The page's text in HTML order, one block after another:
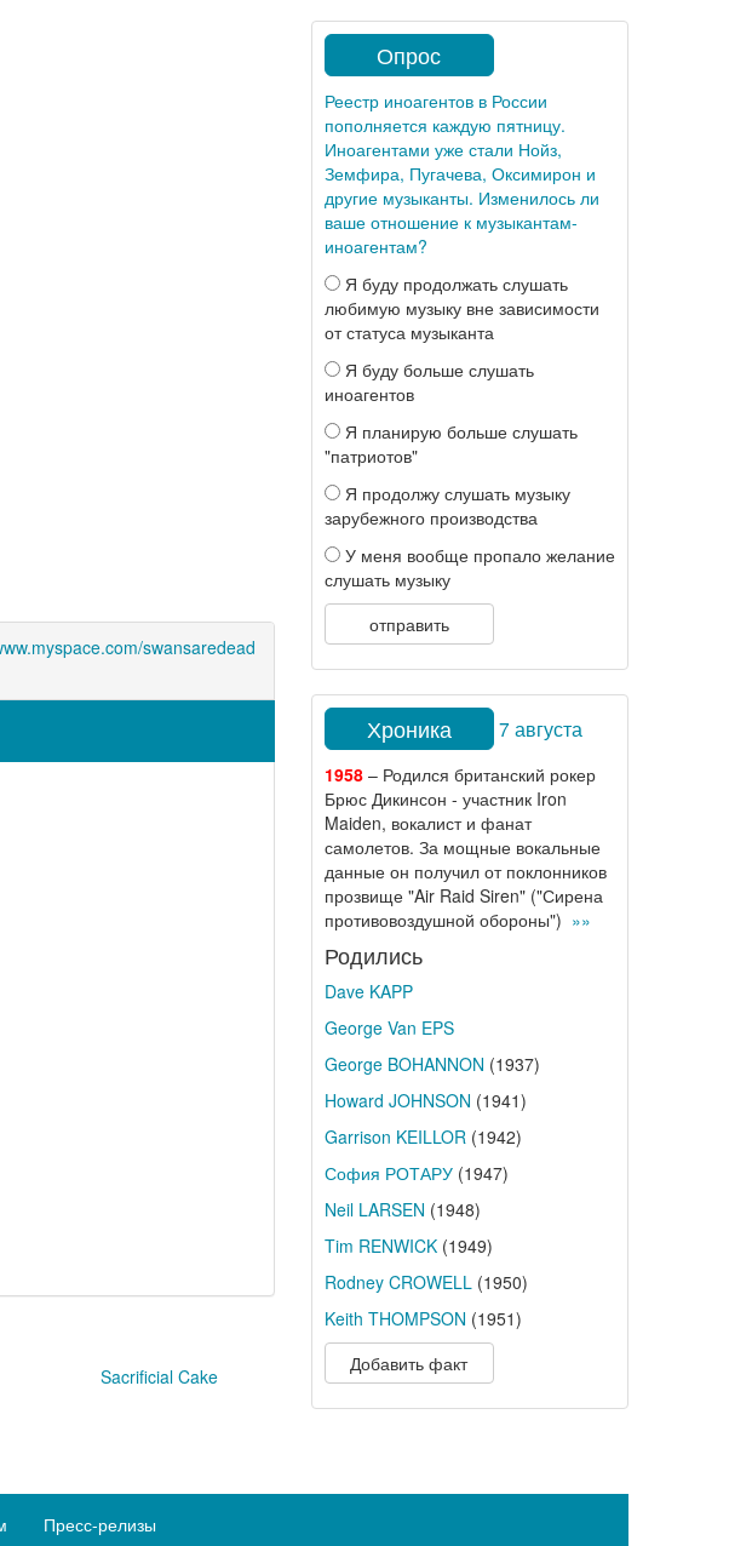
swansaredead
Sacrificial Cake
Опрос
Реестр иноагентов в России
пополняется каждую пятницу.
Иноагентами уже стали Нойз,
Земфира, Пугачева, Оксимирон и
другие музыканты. Изменилось ли
ваше отношение к музыкантам-
иноагентам?
Я буду продолжать слушать
любимую музыку вне зависимости
от статуса музыканта
Я буду больше слушать
иноагентов
Я планирую больше слушать
"патриотов"
Я продолжу слушать музыку
зарубежного производства
У меня вообще пропало желание
слушать музыку
отправить
Хроника 7 августа
1958– Родился британский рокер
Брюс Дикинсон - участник Iron
Maiden, вокалист и фанат
самолетов. За мощные вокальные
данные он получил от поклонников
прозвище "Air Raid Siren" ("Сирена
противовоздушной обороны") »»
Родились
Dave KAPP
George Van EPS
George BOHANNON (1937)
Howard JOHNSON (1941)
Garrison KEILLOR(1942)
София РОТАРУ(1947)
Neil LARSEN (1948)
Tim RENWICK(1949)
Rodney CROWELL(1950)
Keith THOMPSON (1951)
Добавить факт
Пресс-релизы